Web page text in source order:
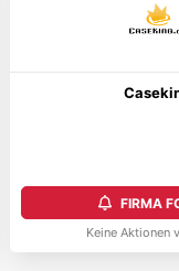
FIRMA
Keine Aktionen